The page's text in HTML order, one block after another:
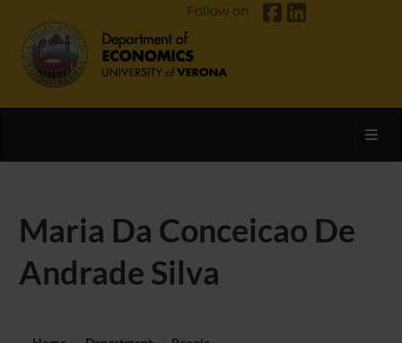
Follow on
Maria Da Conceicao De
Andrade Silva